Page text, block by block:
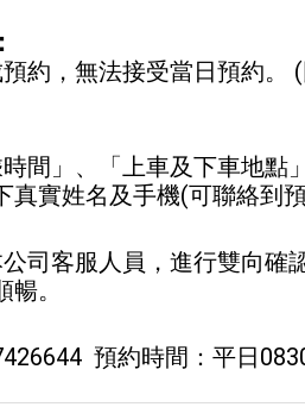
約，無法接受當日預約。
間」、「上車及下車地點
真實姓名及手機(可聯絡到
司客服人員，進行雙向確
。
預約時間：平日